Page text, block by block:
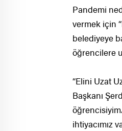
Pandemi
vermek için
belediyeye
öğrencilere
“Elini Uzat
Başkanı
ihtiyacımız